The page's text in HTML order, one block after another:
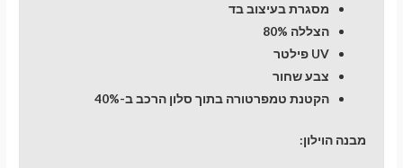
מסגרת בעיצוב בד
הצללה 80%
UV פילטר
צבע שחור
הקטנת טמפרטורה בתוך סלון הרכב ב-40%
מבנה הוילון: